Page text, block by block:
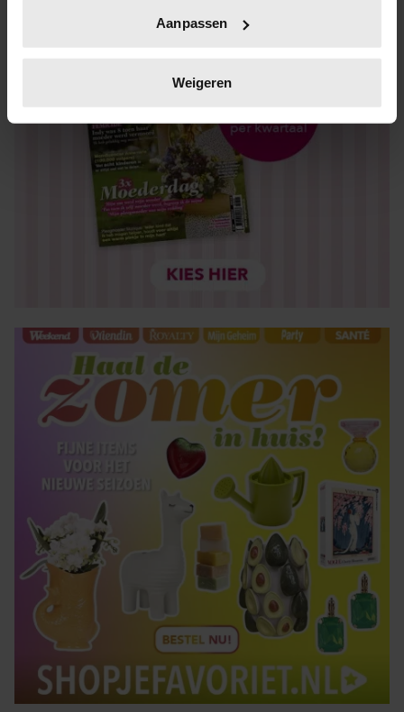
op specifieke eigenschappen (fingerprinting)
verwerkt en stel uw voorkeuren in het
intrekken in de Cookieverklaring.
We gebruiken cookies om content en advertenties te
personaliseren, om functies voor social media te bieden
en om ons websiteverkeer te analyseren. Ook delen we
informatie over uw gebruik van onze site met onze
partners voor social media, adverteren en analyse. Deze
partners kunnen deze gegevens combineren met andere
gaat akkoord met onze cookies als u onze website blijft
gebruiken.
Aanpassen
Weigeren